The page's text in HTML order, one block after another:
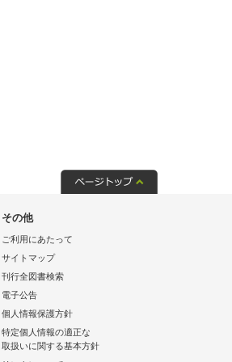
その他
ご利用にあたって
サイトマップ
刊行全図書検索
電子公告
個人情報保護方針
特定個人情報の適正な
取扱いに関する基本方針